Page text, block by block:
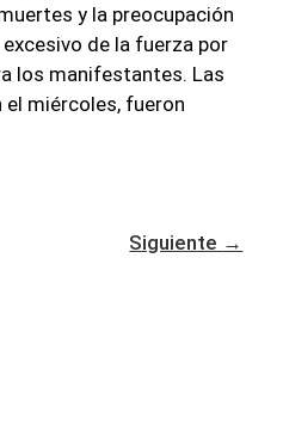
y la preocupación
de la fuerza por
los manifestantes. Las
miércoles, fueron
Siguiente →